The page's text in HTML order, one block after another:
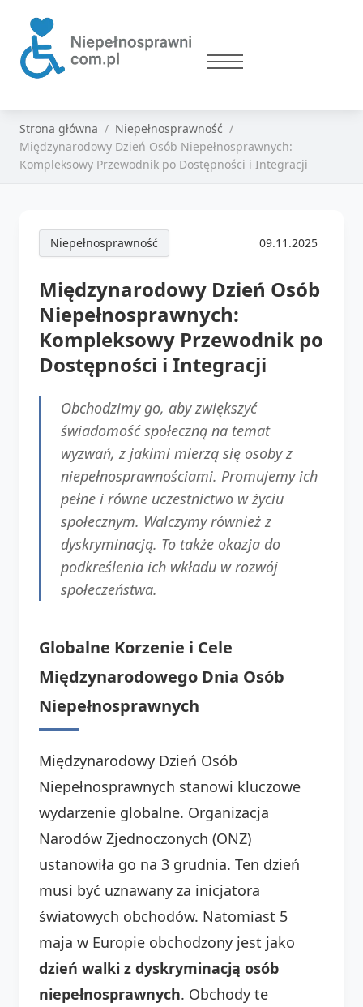
Strona główna
Niepełnosprawność
Międzynarodowy Dzień Osób Niepełnosprawnych:
Kompleksowy Przewodnik po Dostępności i Integracji
Niepełnosprawność 09.11.2025
Międzynarodowy Dzień Osób
Niepełnosprawnych:
Kompleksowy Przewodnik po
Dostępności i Integracji
Obchodzimy go, aby zwiększyć
świadomość społeczną na temat
wyzwań, z jakimi mierzą się osoby z
niepełnosprawnościami. Promujemy ich
pełne i równe uczestnictwo w życiu
społecznym. Walczymy również z
dyskryminacją. To także okazja do
podkreślenia ich wkładu w rozwój
społeczeństwa.
Globalne Korzenie i Cele
Międzynarodowego Dnia Osób
Niepełnosprawnych
Międzynarodowy Dzień Osób
Niepełnosprawnych stanowi kluczowe
wydarzenie globalne. Organizacja
Narodów Zjednoczonych (ONZ)
ustanowiła go na 3 grudnia. Ten dzień
musi być uznawany za inicjatora
światowych obchodów. Natomiast 5
maja w Europie obchodzony jest jako
dzień walki z dyskryminacją osób
niepełnosprawnych. Obchody te